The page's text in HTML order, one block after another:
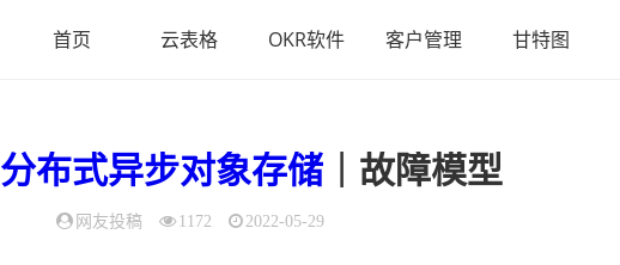
首页 云表格 OKR软件 客户管理 甘特图
分布式异步对象存储｜故障模型
网友投稿 1172 2022-05-29